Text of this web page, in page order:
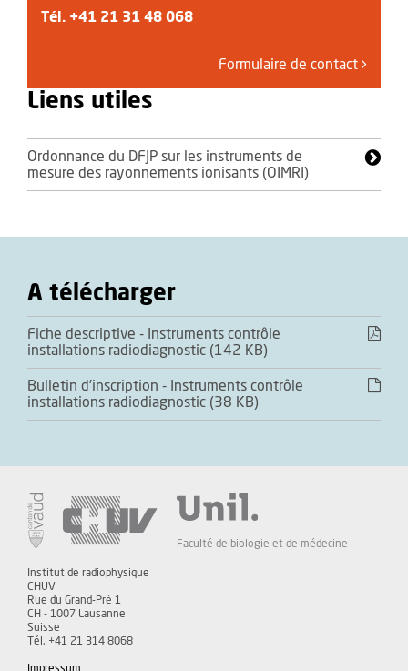
Tél. +41 21 31 48 068
Formulaire de contact
Liens utiles
Ordonnance du DFJP sur les instruments de
mesure des rayonnements ionisants (OIMRI)
A télécharger
Fiche descriptive - Instruments contrôle
installations radiodiagnostic (142 KB)
Bulletin d'inscription - Instruments contrôle
installations radiodiagnostic (38 KB)
Faculté de biologie et de médecine
Institut de radiophysique
CHUV
Rue du Grand-Pré 1
CH - 1007 Lausanne
Suisse
Tél. +41 21 314 8068
Impressum